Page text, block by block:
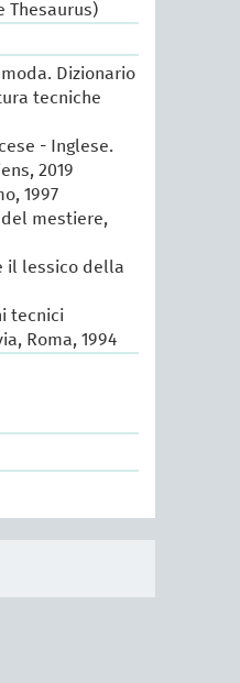
Thesaurus)
Dizionario
tecniche
- Inglese.
2019
1997
del mestiere,
il lessico della
tecnici
Roma, 1994